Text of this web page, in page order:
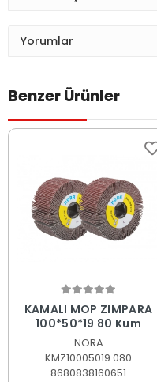
Yorumlar
Benzer Ürünler
KAMALI MOP ZIMPARA
100*50*19 80 Kum
NORA
KMZ10005019 080
8680838160651